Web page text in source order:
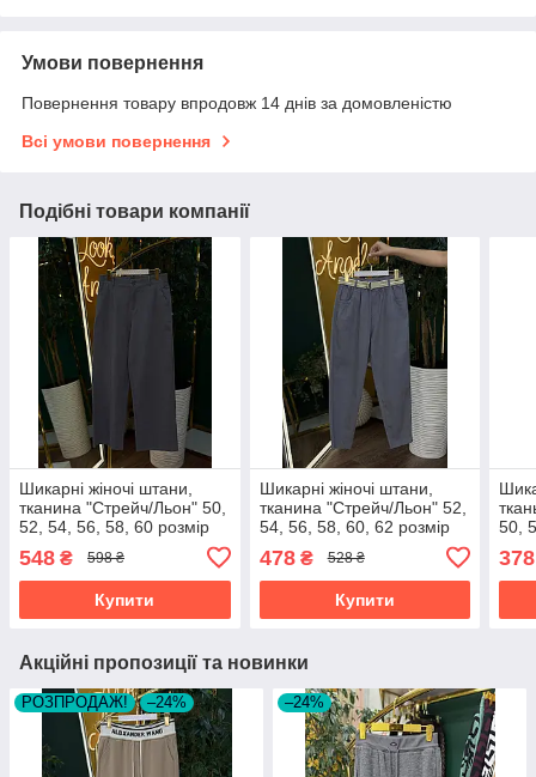
Умови повернення
Повернення товару впродовж 14 днів за домовленістю
Всі умови повернення
Подібні товари компанії
Шикарні жіночі штани,
тканина "Стрейч/Льон" 50,
52, 54, 56, 58, 60 розмір
548 ₴ 598 ₴
Купити
Шикарні жіночі штани,
тканина "Стрейч/Льон" 52,
54, 56, 58, 60, 62 розмір
478₴ 528 ₴
Купити
50,
378
Акційні пропозиції та новинки
РОЗПРОДАЖ! –24% –24%